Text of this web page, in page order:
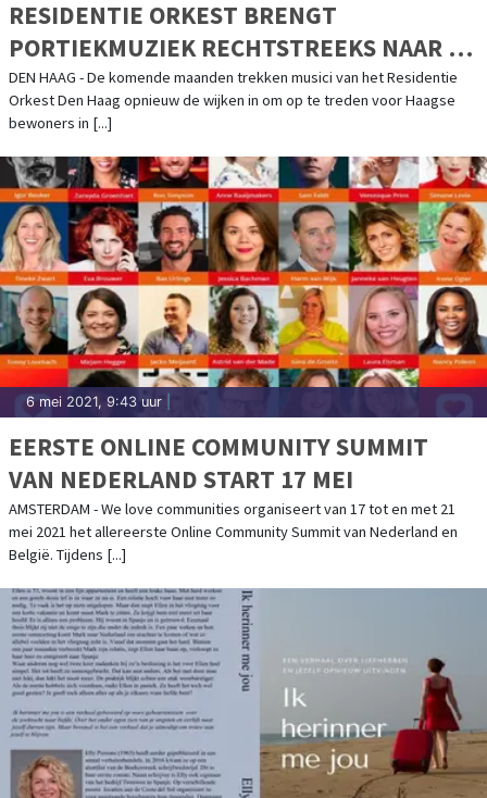
RESIDENTIE ORKEST BRENGT
PORTIEKMUZIEK RECHTSTREEKS NAAR DE
HAAGSE WIJKEN
DEN HAAG - De komende maanden trekken musici van het Residentie
Orkest Den Haag opnieuw de wijken in om op te treden voor Haagse
bewoners in [...]
6 mei 2021, 9:43 uur
EERSTE ONLINE COMMUNITY SUMMIT
VAN NEDERLAND START 17 MEI
AMSTERDAM - We love communities organiseert van 17 tot en met 21
mei 2021 het allereerste Online Community Summit van Nederland en
België. Tijdens [...]